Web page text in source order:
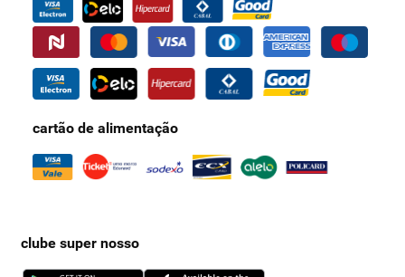
cartão de alimentação
clube super nosso